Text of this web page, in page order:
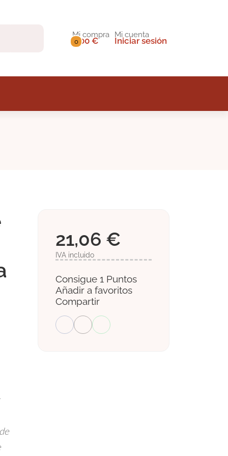
0
Mi compra
0,00 €
Mi cuenta
Iniciar sesión
21,06 €
IVA incluido
Consigue 1 Puntos
Añadir a favoritos
Compartir